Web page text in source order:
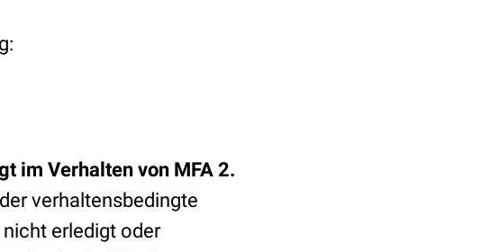
im Verhalten von MFA 2.
verhaltensbedingte
erledigt oder